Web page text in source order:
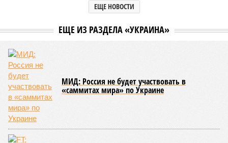
ЕЩЕ НОВОСТИ
ЕЩЕ ИЗ РАЗДЕЛА «УКРАИНА»
МИД: Россия не будет участвовать в
«саммитах мира» по Украине